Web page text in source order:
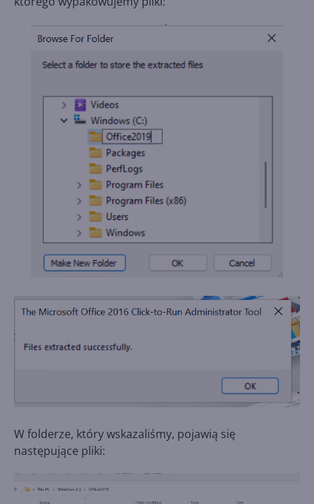
W folderze, który wskazaliśmy, pojawią się
następujące pliki: